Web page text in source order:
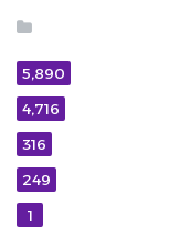
5٬890
4٬716
316
249
1